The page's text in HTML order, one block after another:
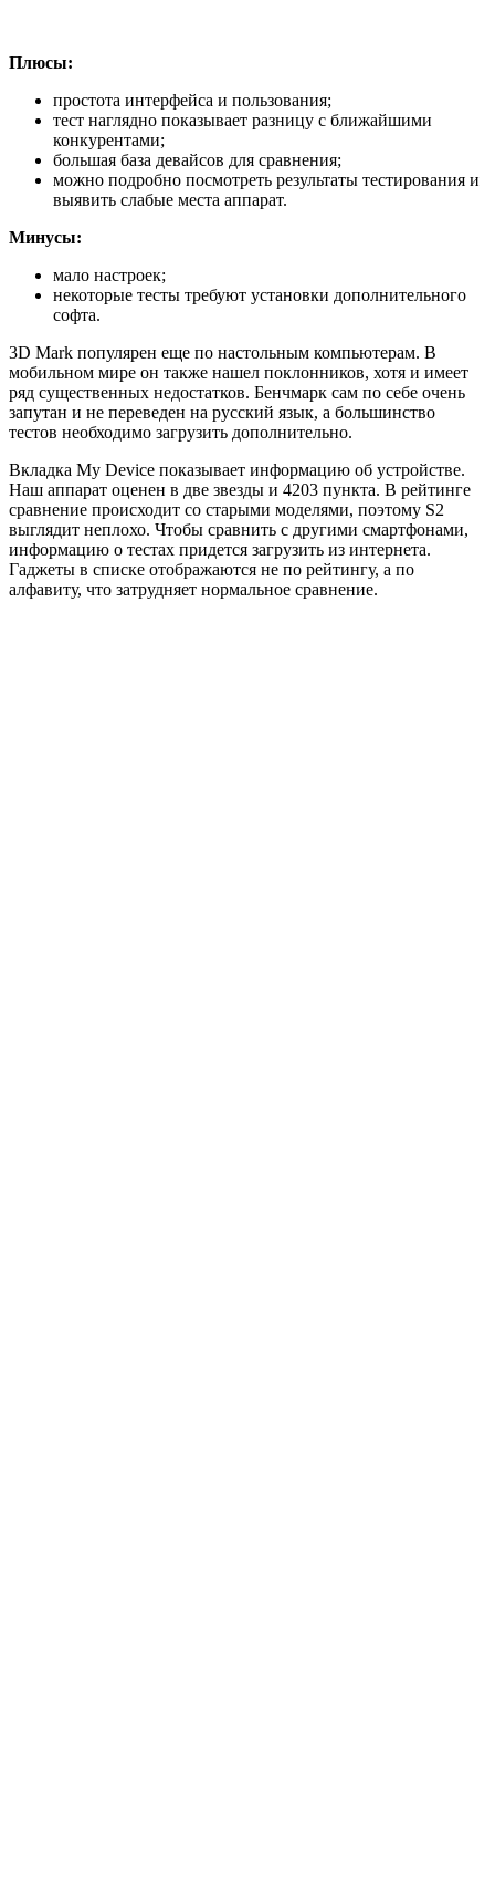
Плюсы:
простота интерфейса и пользования;
тест наглядно показывает разницу с ближайшими
конкурентами;
большая база девайсов для сравнения;
можно подробно посмотреть результаты тестирования и
выявить слабые места аппарат.
Минусы:
мало настроек;
некоторые тесты требуют установки дополнительного
софта.
3D Mark популярен еще по настольным компьютерам. В
мобильном мире он также нашел поклонников, хотя и имеет
ряд существенных недостатков. Бенчмарк сам по себе очень
запутан и не переведен на русский язык, а большинство
тестов необходимо загрузить дополнительно.
Вкладка My Device показывает информацию об устройстве.
Наш аппарат оценен в две звезды и 4203 пункта. В рейтинге
сравнение происходит со старыми моделями, поэтому S2
выглядит неплохо. Чтобы сравнить с другими смартфонами,
информацию о тестах придется загрузить из интернета.
Гаджеты в списке отображаются не по рейтингу, а по
алфавиту, что затрудняет нормальное сравнение.